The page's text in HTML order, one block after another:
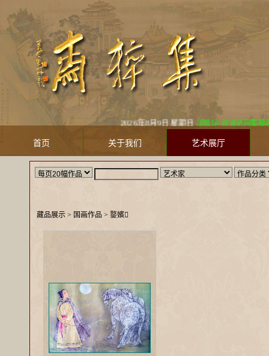
2026年8月9日 星期日 凌晨好! 欢迎访问集粹斋
首页 关于我们 艺术展厅
藏品展示 > 国画作品 > 鐜嬪